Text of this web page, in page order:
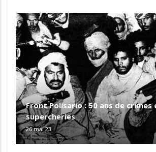
Front Polisario : 50 ans de crimes
supercheries
26 mai 23